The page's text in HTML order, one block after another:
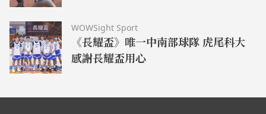
WOWSight Sport
《長耀盃》唯一中南部球隊 虎尾科大
感謝長耀盃用心